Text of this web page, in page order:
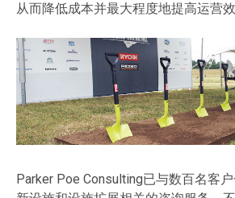
从而降低成本并最大程度地提高运营效
Parker Poe Consulting已与数百名客